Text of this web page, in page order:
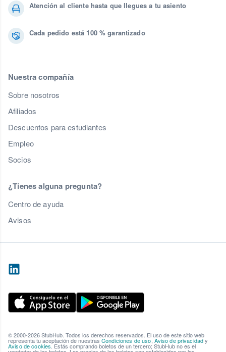
Atención al cliente hasta que llegues a tu asiento
Cada pedido está 100 % garantizado
Nuestra compañía
Sobre nosotros
Afiliados
Descuentos para estudiantes
Empleo
Socios
¿Tienes alguna pregunta?
Centro de ayuda
Avisos
© 2000-2026 StubHub. Todos los derechos reservados. El uso de este sitio web
representa tu aceptación de nuestras Condiciones de uso, Aviso de privacidady
Aviso de cookies. Estás comprando boletos de un tercero; StubHub no es el